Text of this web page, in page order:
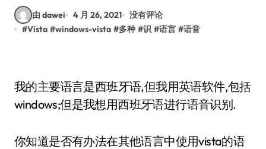
由 dawei 4 月 26, 2021
没有评论
#Vista #windows-vista #多种 #识 #语言 #语音
我的主要语言是西班牙语,但我用英语软件,包括
windows;但是我想用西班牙语进行语音识别.
你知道是否有办法在其他语言中使用vista的语